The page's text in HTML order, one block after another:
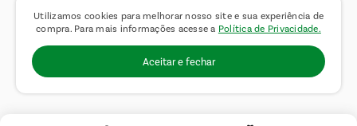
Utilizamos cookies para melhorar nosso site e sua experiência de
compra. Para mais informações acesse a Política de Privacidade.
Aceitar e fechar
de limitar a quantidade máxima de produtos por compra por cliente. Não
vendemos no atacado. Fotos meramente ilustrativas.É proibida a venda e a
entrega de bebidas alcoólicas a menores de 18 (dezoito) anos, conforme Lei
n.° 8069/90, art. 81, inciso II (Estatuto da Criança e do Adolescente).